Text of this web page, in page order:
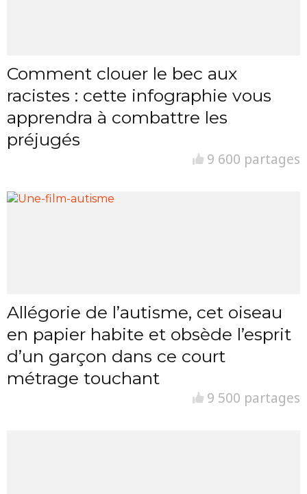
Comment clouer le bec aux
racistes : cette infographie vous
apprendra à combattre les
préjugés
9 600 partages
Allégorie de l’autisme, cet oiseau
en papier habite et obsède l’esprit
d’un garçon dans ce court
métrage touchant
9 500 partages